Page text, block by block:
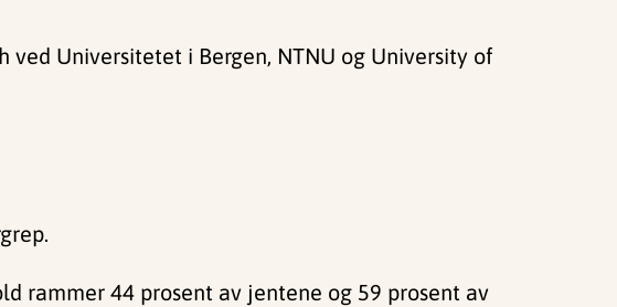
Universitetet i Bergen, NTNU og University of
rammer 44 prosent av jentene og 59 prosent av